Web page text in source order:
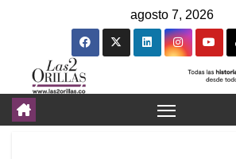
agosto 7, 2026